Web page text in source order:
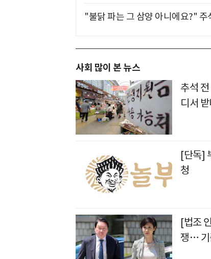
"불닭 파는 그 삼양 아니에요?"
사회 많이 본 뉴스
추석
디서
[단독]
청
[법조
쟁… 기